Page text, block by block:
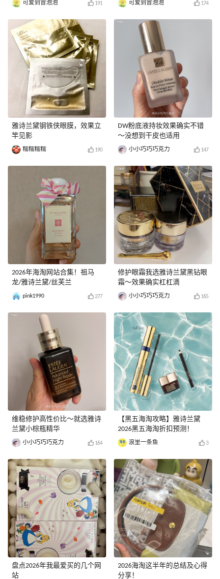
可爱到冒泡泡 191
雅诗兰黛钢铁侠眼膜，效果立
竿见影
糯糯糯糯 190
2026年海淘网站合集！祖马
龙/雅诗兰黛/丝芙兰
pink1990 277
维稳修护高性价比～就选雅诗
兰黛小棕瓶精华
小小巧巧巧克力 164
盘点2026年我最爱买的几个网
站
可爱到冒泡泡 174
DW粉底液持妆效果确实不错
～没想到干皮也适用
小小巧巧巧克力 147
修护眼霜我选雅诗兰黛黑钻眼
霜～效果确实杠杠滴
小小巧巧巧克力 165
【黑五海淘攻略】雅诗兰黛
2026黑五海淘折扣预测！
浪里一条鱼 3
2026海淘这半年的总结及心得
分享！